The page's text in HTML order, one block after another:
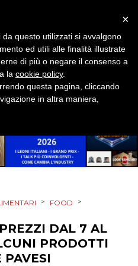
> FOOD >
DAL 7 AL
PRODOTTI
×
questo utilizzati si avvalgono
ed utili alle finalità illustrate
di più o negare il consenso a
la cookie policy.
questa pagina, cliccando
in altra maniera,